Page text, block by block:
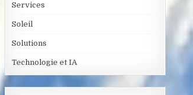
Services
Soleil
Solutions
Technologie et IA